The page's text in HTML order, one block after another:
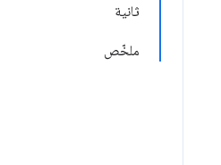
ثانية
ملخّص